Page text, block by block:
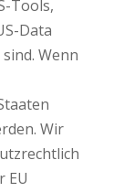
Tools,
Data
Wenn
Wir
EU